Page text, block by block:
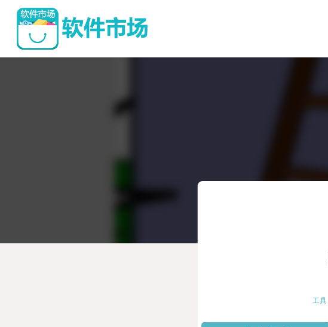
工具